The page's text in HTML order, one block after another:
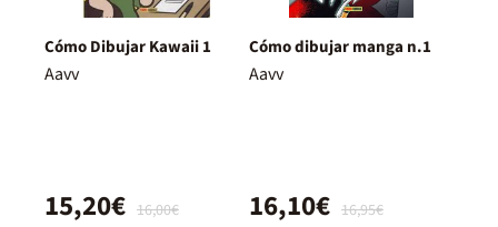
Cómo Dibujar Kawaii 1
Aavv
16,00€
15,20€
Cómo dibujar manga n.1
Aavv
16,95€
16,10€